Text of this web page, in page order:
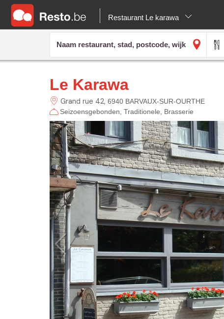
Restaurant Le karawa
Le Karawa
Grand rue 42 6940 BARVAUX-SUR-OURTHE
Seizoensgebonden Traditionele Brasserie